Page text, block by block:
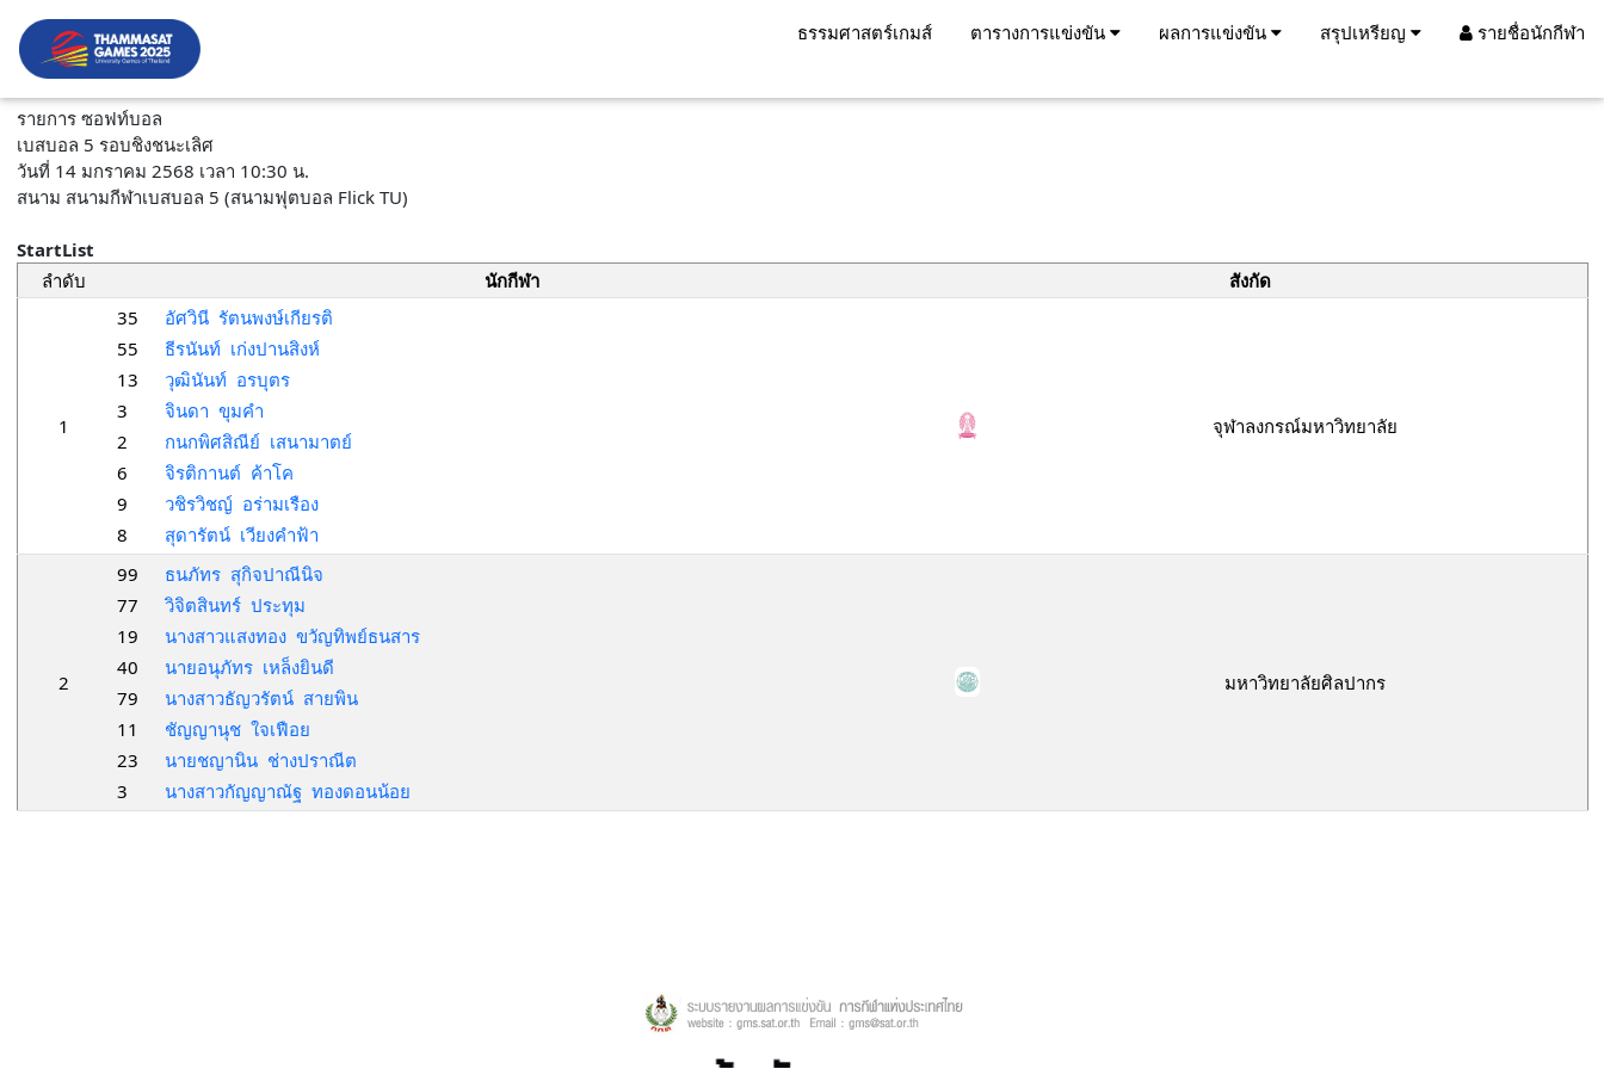
ธรรมศาสตร์เกมส์ ตารางการแข่งขัน ผลการแข่งขัน สรุปเหรียญ รายชื่อนักกีฬา
รายการ ซอฟท์บอล
เบสบอล 5 รอบชิงชนะเลิศ
วันที่ 14 มกราคม 2568 เวลา 10:30 น.
สนาม สนามกีฬาเบสบอล 5 (สนามฟุตบอล Flick TU)
StartList
ลำดับ
นักกีฬา สังกัด
1
35
อัศวินี รัตนพงษ์เกียรติ
55
ธีรนันท์ เก่งปานสิงห์
13
วุฒินันท์ อรบุตร
3
จินดา ขุมคำ
2
กนกพิศสิณีย์ เสนามาตย์
6
จิรติกานต์ ค้าโค
9
วชิรวิชญ์ อร่ามเรือง
8
สุดารัตน์ เวียงคำฟ้า
จุฬาลงกรณ์มหาวิทยาลัย
2
99
ธนภัทร สุกิจปาณีนิจ
77
วิจิตสินทร์ ประทุม
19
นางสาวแสงทอง ขวัญทิพย์ธนสาร
40
นายอนุภัทร เหล็งยินดี
79
นางสาวธัญวรัตน์ สายพิน
11
ชัญญานุช ใจเฟือย
23
นายชญานิน ช่างปราณีต
3
นางสาวกัญญาณัฐ ทองดอนน้อย
มหาวิทยาลัยศิลปากร